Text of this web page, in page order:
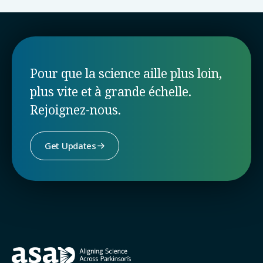
Pour que la science aille plus loin,
plus vite et à grande échelle.
Rejoignez-nous.
Get Updates